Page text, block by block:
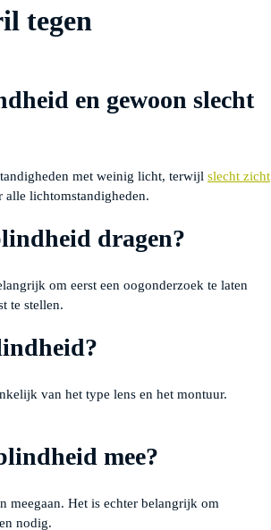
tegen
en gewoon slecht
met weinig licht, terwijl slecht zicht
alle lichtomstandigheden.
dragen?
om eerst een oogonderzoek te laten
te stellen.
van het type lens en het montuur.
mee?
meegaan. Het is echter belangrijk om
nodig.